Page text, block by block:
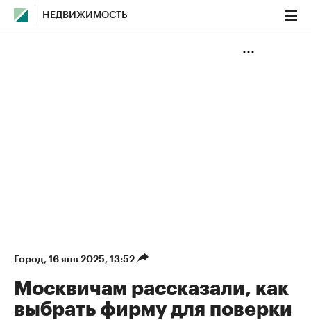
НЕДВИЖИМОСТЬ
Город⁠, 16 янв 2025, 13:52
Москвичам рассказали, как
выбрать фирму для поверки